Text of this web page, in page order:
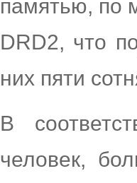
памятью, по
DRD2, что
них пяти
В
человек,